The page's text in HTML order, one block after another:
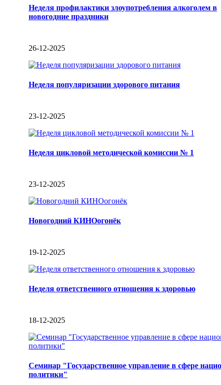
Неделя профилактики злоупотребления алкоголем в
новогодние праздники
26-12-2025
Неделя популяризации здорового питания
23-12-2025
Неделя цикловой методической комиссии № 1
23-12-2025
Новогодний КИНОогонёк
19-12-2025
Неделя ответственного отношения к здоровью
18-12-2025
Семинар "Государственное управление в сфере
политики"